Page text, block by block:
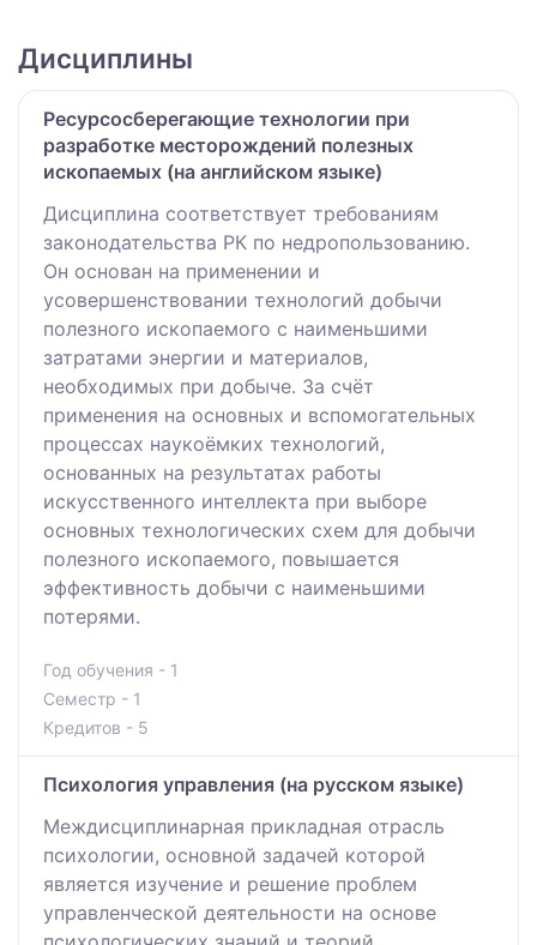
Дисциплины
Ресурсосберегающие технологии при
разработке месторождений полезных
ископаемых (на английском языке)
Дисциплина соответствует требованиям
законодательства РК по недропользованию.
Он основан на применении и
усовершенствовании технологий добычи
полезного ископаемого с наименьшими
затратами энергии и материалов,
необходимых при добыче. За счёт
применения на основных и вспомогательных
процессах наукоёмких технологий,
основанных на результатах работы
искусственного интеллекта при выборе
основных технологических схем для добычи
полезного ископаемого, повышается
эффективность добычи с наименьшими
потерями.
Год обучения - 1
Семестр - 1
Кредитов - 5
Психология управления (на русском языке)
Междисциплинарная прикладная отрасль
психологии, основной задачей которой
является изучение и решение проблем
управленческой деятельности на основе